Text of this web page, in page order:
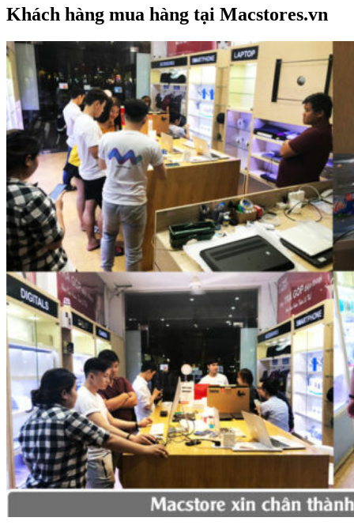
Khách hàng mua hàng tại Macstores.vn